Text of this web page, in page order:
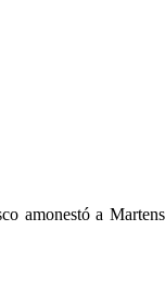
amonestó a Martens